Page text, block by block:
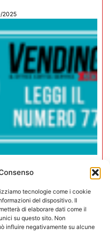
tecnologie come i cookie
del dispositivo. Il
di elaborare dati come il
su questo sito. Non
influire negativamente su alcune
2025
– Leggi il
77
2025